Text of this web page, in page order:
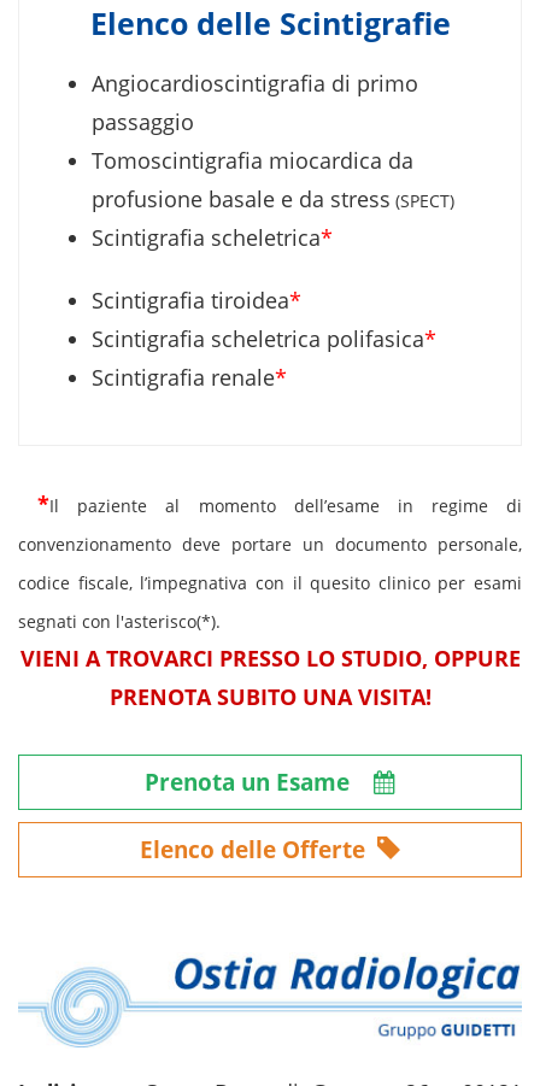
Elenco delle Scintigrafie
Angiocardioscintigrafia di primo
passaggio
Tomoscintigrafia miocardica da
profusione basale e da stress (SPECT)
Scintigrafia scheletrica*
Scintigrafia tiroidea*
Scintigrafia scheletrica polifasica*
Scintigrafia renale*
*Il paziente al momento dell’esame in regime di
convenzionamento deve portare un documento personale,
codice fiscale, l’impegnativa con il quesito clinico per esami
segnati con l'asterisco(*).
VIENI A TROVARCI PRESSO LO STUDIO, OPPURE
PRENOTA SUBITO UNA VISITA!
Prenota un Esame
Elenco delle Offerte